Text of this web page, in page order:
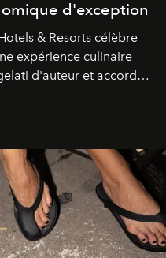
d'exception
& Resorts célèbre
expérience culinaire
d'auteur et accords
voyage sensoriel.